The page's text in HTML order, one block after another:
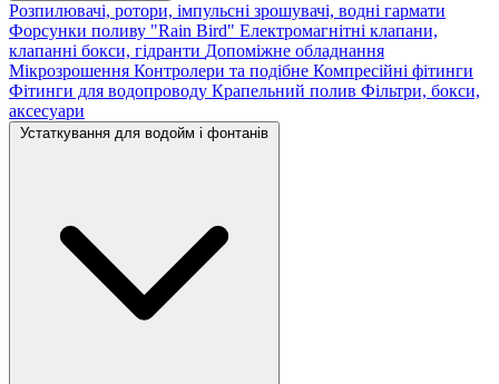
Розпилювачі, ротори, імпульсні зрошувачі, водні гармати
Форсунки поливу "Rain Bird" Електромагнітні клапани,
клапанні бокси, гідранти Допоміжне обладнання
Мікрозрошення Контролери та подібне Компресійні фітинги
Фітинги для водопроводу Крапельний полив Фільтри, бокси,
аксесуари
Устаткування для водойм і фонтанів